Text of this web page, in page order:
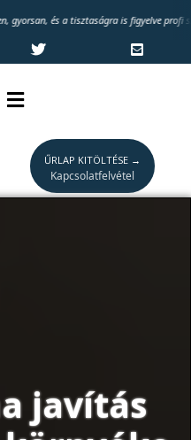
a tisztaságra is figyelve profi szereléssel
ŰRLAP KITÖLTÉSE →
Kapcsolatfelvétel
javítás